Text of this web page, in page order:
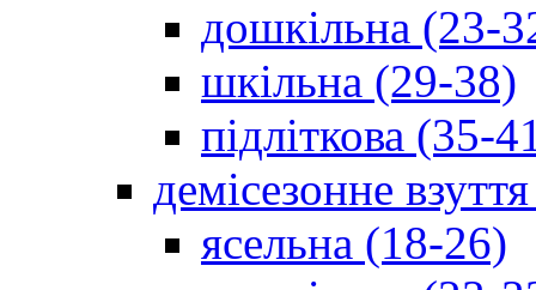
дошкільна (23-
шкільна (29-38)
підліткова (35-
демісезонне
ясельна (18-26)